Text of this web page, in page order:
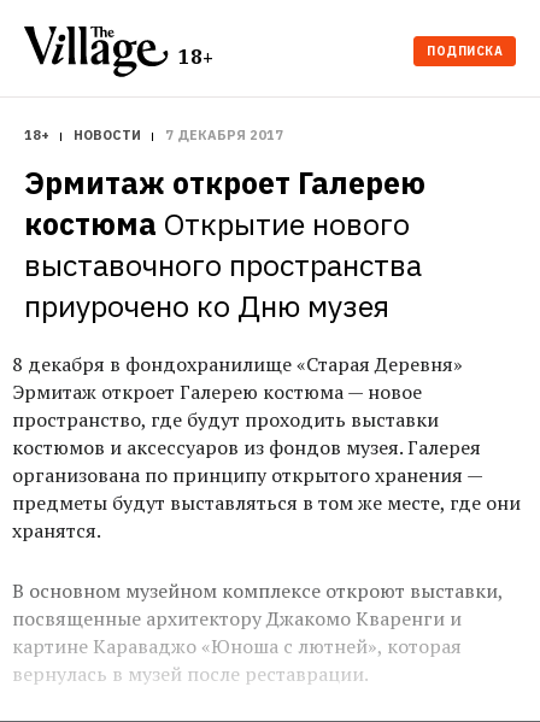
18+ ПОДПИСКА
18+ НОВОСТИ 7 ДЕКАБРЯ 2017
Эрмитаж откроет Галерею
костюма Открытие нового
выставочного пространства
приурочено ко Дню музея
8 декабря в фондохранилище «Старая Деревня»
Эрмитаж откроет Галерею костюма — новое
пространство, где будут проходить выставки
костюмов и аксессуаров из фондов музея. Галерея
организована по принципу открытого хранения —
предметы будут выставляться в том же месте, где они
хранятся.
В основном музейном комплексе откроют выставки,
посвященные архитектору Джакомо Кваренги и
картине Караваджо «Юноша с лютней», которая
вернулась в музей после реставрации.